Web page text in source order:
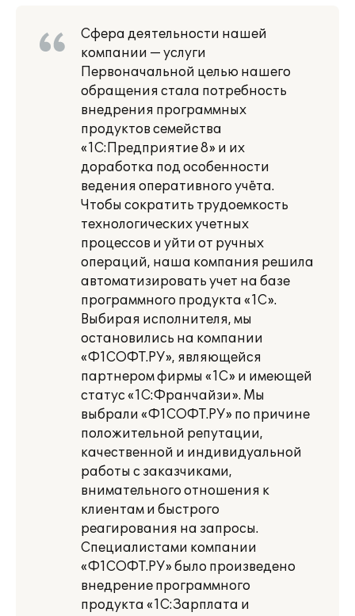
Сфера деятельности нашей
компании — услуги
Первоначальной целью нашего
обращения стала потребность
внедрения программных
продуктов семейства
«1С:Предприятие 8» и их
доработка под особенности
ведения оперативного учёта.
Чтобы сократить трудоемкость
технологических учетных
процессов и уйти от ручных
операций, наша компания решила
автоматизировать учет на базе
программного продукта «1С».
Выбирая исполнителя, мы
остановились на компании
«Ф1СОФТ.РУ», являющейся
партнером фирмы «1С» и имеющей
статус «1С:Франчайзи». Мы
выбрали «Ф1СОФТ.РУ» по причине
положительной репутации,
качественной и индивидуальной
работы с заказчиками,
внимательного отношения к
клиентам и быстрого
реагирования на запросы.
Специалистами компании
«Ф1СОФТ.РУ» было произведено
внедрение программного
продукта «1С:Зарплата и